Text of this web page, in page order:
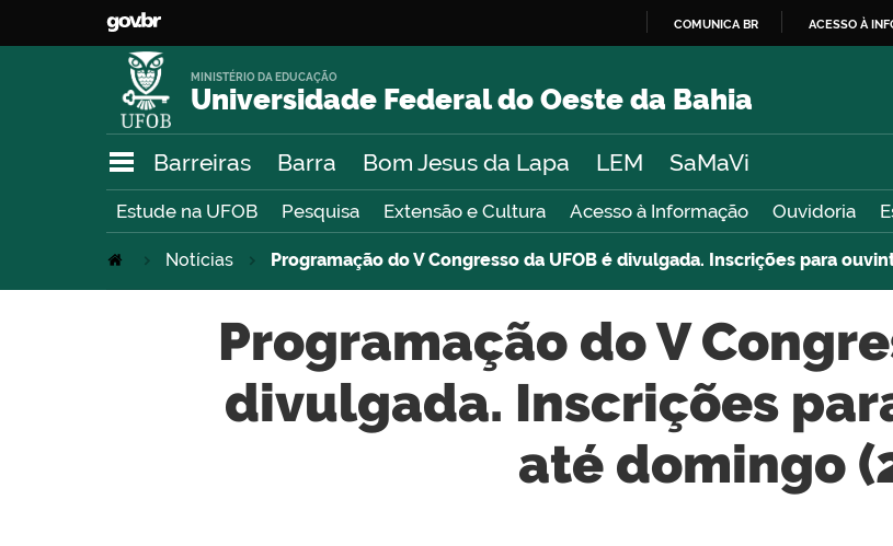
O
COMUNICA BR ACESSO À
Universidade Federal do Oeste da Bahia
MINISTÉRIO DA EDUCAÇÃO
Barreiras Barra Bom Jesus da Lapa LEM SaMaVi
Estude na UFOB Pesquisa Extensão e Cultura Acesso à Informação Ouvidoria
Notícias Programação do V Congresso da UFOB é divulgada. Inscrições para
Programação do V
divulgada. Inscrições
até domingo